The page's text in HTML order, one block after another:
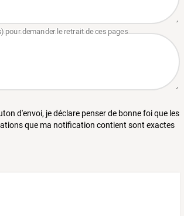
d'envoi, je déclare penser de bonne foi que les
que ma notification contient sont exactes